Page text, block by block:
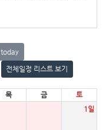
today
전체일정 리스트 보기
목 금
토
1일